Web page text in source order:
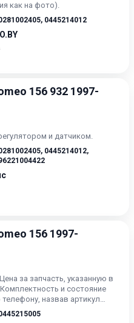
как на фото).
, 0445214012
156 932 1997-
и датчиком.
, 0445214012,
156 1997-
за запчасть, указанную в
и состояние
телефону, назвав артикул
запчасти.